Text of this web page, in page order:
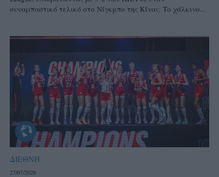
συναρπαστικό τελικό στο Νίγκμπο της Κίνας. Το χάλκινο...
ΔΙΕΘΝΗ
27/07/2026